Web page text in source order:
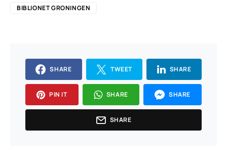
BIBLIONET GRONINGEN
SHARE TWEET SHARE
PIN IT SHARE SHARE
SHARE